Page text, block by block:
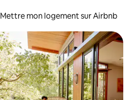
Mettre mon logement sur Airbnb